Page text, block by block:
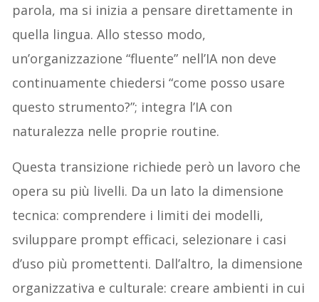
parola, ma si inizia a pensare direttamente in
quella lingua. Allo stesso modo,
un’organizzazione “fluente” nell’IA non deve
continuamente chiedersi “come posso usare
questo strumento?”; integra l’IA con
naturalezza nelle proprie routine.
Questa transizione richiede però un lavoro che
opera su più livelli. Da un lato la dimensione
tecnica: comprendere i limiti dei modelli,
sviluppare prompt efficaci, selezionare i casi
d’uso più promettenti. Dall’altro, la dimensione
organizzativa e culturale: creare ambienti in cui